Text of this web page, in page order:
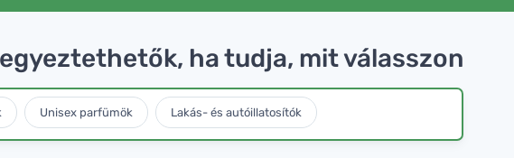
ha tudja, mit válasszon
Unisex parfümök Lakás- és autóillatosítók